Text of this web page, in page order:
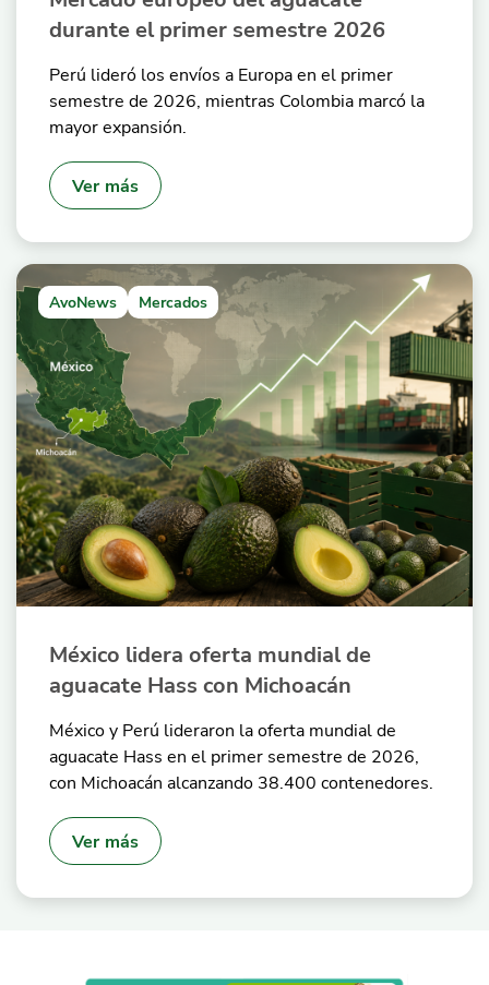
durante el primer semestre 2026
Perú lideró los envíos a Europa en el primer
semestre de 2026, mientras Colombia marcó la
mayor expansión.
Ver más
AvoNews Mercados
México lidera oferta mundial de
aguacate Hass con Michoacán
México y Perú lideraron la oferta mundial de
aguacate Hass en el primer semestre de 2026,
con Michoacán alcanzando 38.400 contenedores.
Ver más